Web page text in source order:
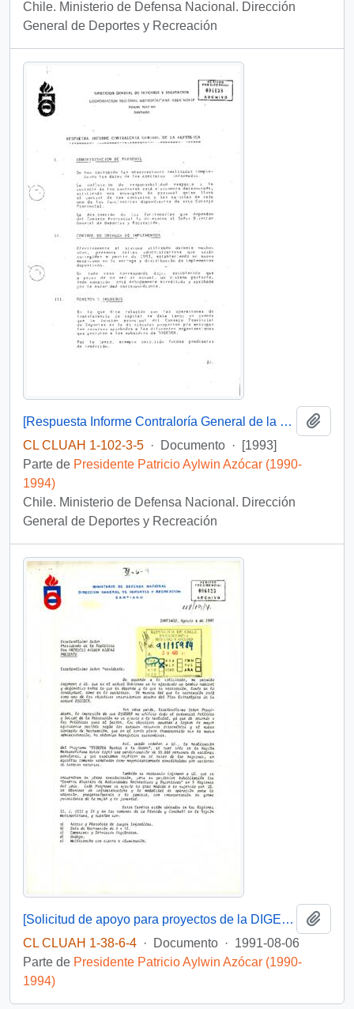
Chile. Ministerio de Defensa Nacional. Dirección
General de Deportes y Recreación
[Respuesta Informe Contraloría General de la República]
CL CLUAH 1-102-3-5 · Documento ·
[1993]
Parte de Presidente Patricio Aylwin Azócar (1990-
1994)
Chile. Ministerio de Defensa Nacional. Dirección
General de Deportes y Recreación
[Solicitud de apoyo para proyectos de la DIGEDER]
CL CLUAH 1-38-6-4 · Documento · 1991-08-06
Parte de Presidente Patricio Aylwin Azócar (1990-
1994)